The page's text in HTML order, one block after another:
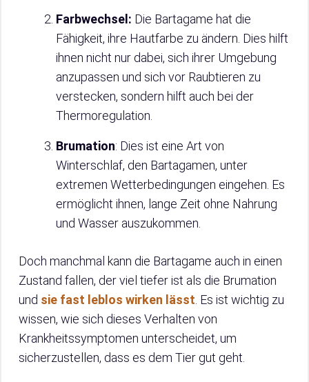
Farbwechsel: Die Bartagame hat die
Fähigkeit, ihre Hautfarbe zu ändern. Dies hilft
ihnen nicht nur dabei, sich ihrer Umgebung
anzupassen und sich vor Raubtieren zu
verstecken, sondern hilft auch bei der
Thermoregulation.
Brumation: Dies ist eine Art von
Winterschlaf, den Bartagamen, unter
extremen Wetterbedingungen eingehen. Es
ermöglicht ihnen, lange Zeit ohne Nahrung
und Wasser auszukommen.
Doch manchmal kann die Bartagame auch in einen
Zustand fallen, der viel tiefer ist als die Brumation
und sie fast leblos wirken lässt . Es ist wichtig zu
wissen, wie sich dieses Verhalten von
Krankheitssymptomen unterscheidet, um
sicherzustellen, dass es dem Tier gut geht.